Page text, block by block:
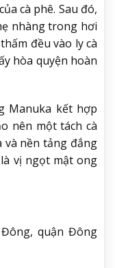
cà phê. Sau đó,
nhàng trong hơi
đều vào ly cà
hòa quyện hoàn
Manuka kết hợp
nên một tách cà
và nền tảng đắng
vị ngọt mật ong
quận Đông